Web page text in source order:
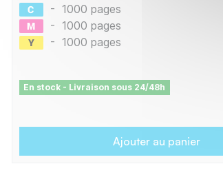
- 1000 pages
- 1000 pages
- 1000 pages
En stock - Livraison sous 24/48h
Ajouter au panier